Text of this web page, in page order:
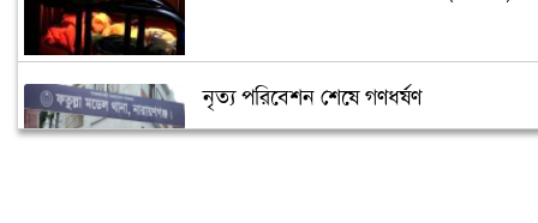
নৃত্য পরিবেশন শেষে গণধর্ষণ